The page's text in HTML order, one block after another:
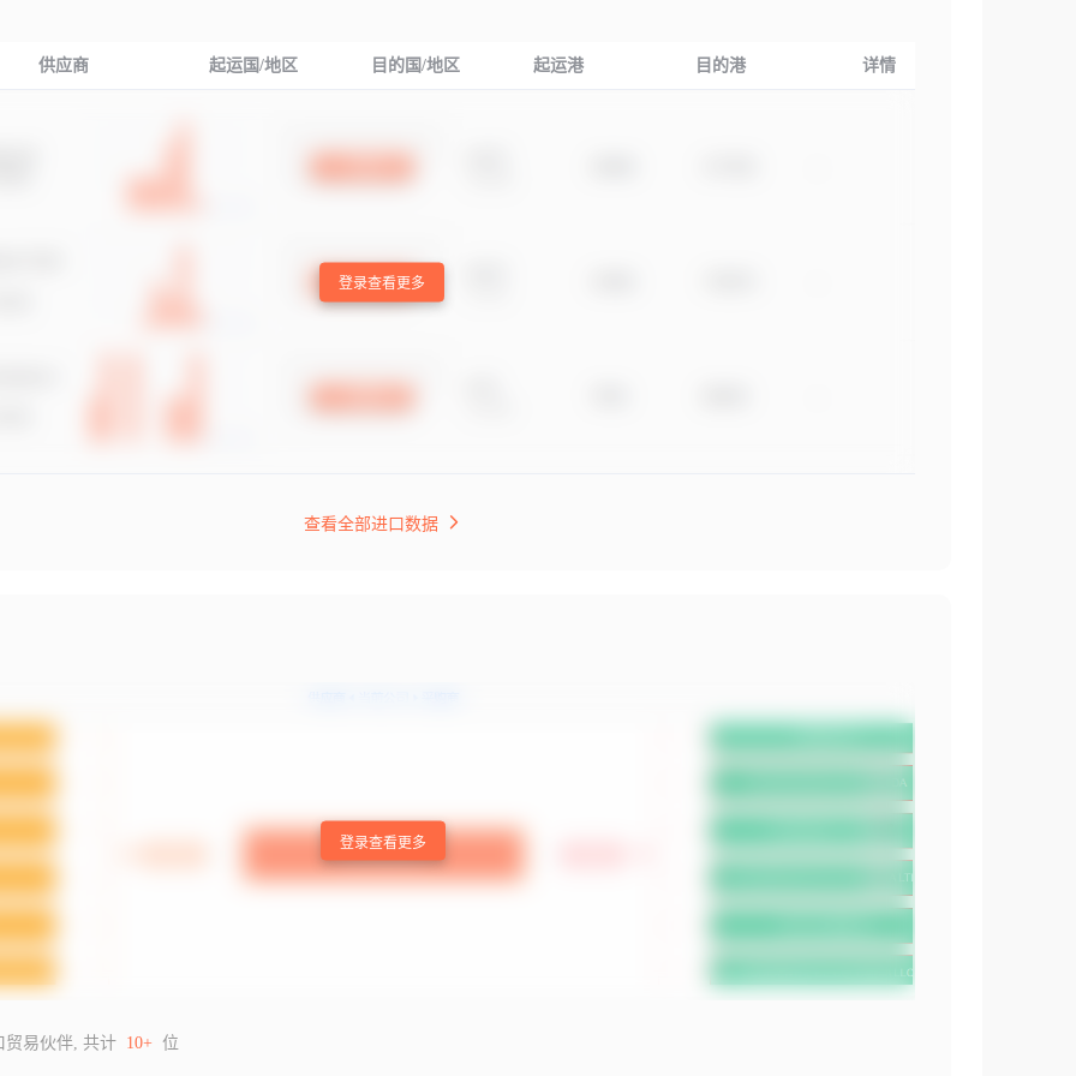
供应商 起运国/地区 目的国/地区 起运港 目的港 详情
登录查看更多
查看全部进口数据
登录查看更多
贸易伙伴, 共计 10+ 位